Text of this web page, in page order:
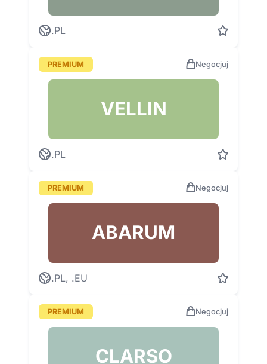
.PL
PREMIUM Negocjuj
VELLIN
.PL
PREMIUM Negocjuj
ABARUM
.PL, .EU
PREMIUM Negocjuj
CLARSO